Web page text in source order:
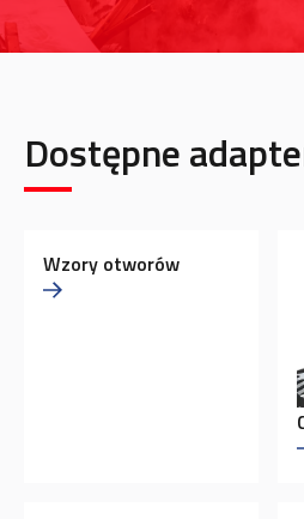
Dostępne
Wzory otworów